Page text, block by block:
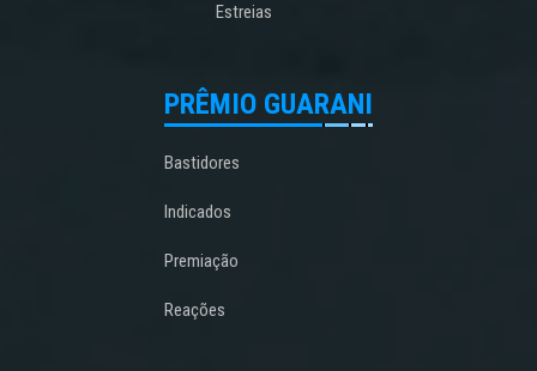
Estreias
PRÊMIO GUARANI
Bastidores
Indicados
Premiação
Reações